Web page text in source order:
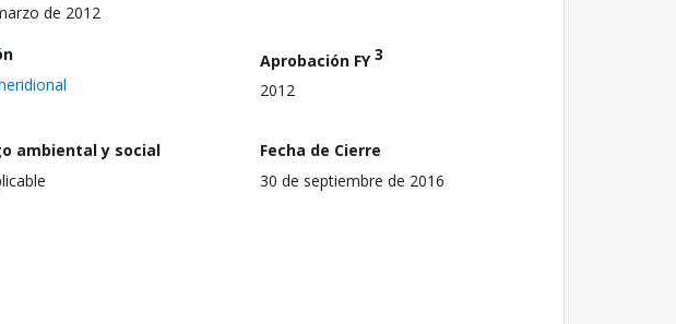
de 2012
Aprobación FY3
2012
ambiental y social
Fecha de Cierre
30 de septiembre de 2016